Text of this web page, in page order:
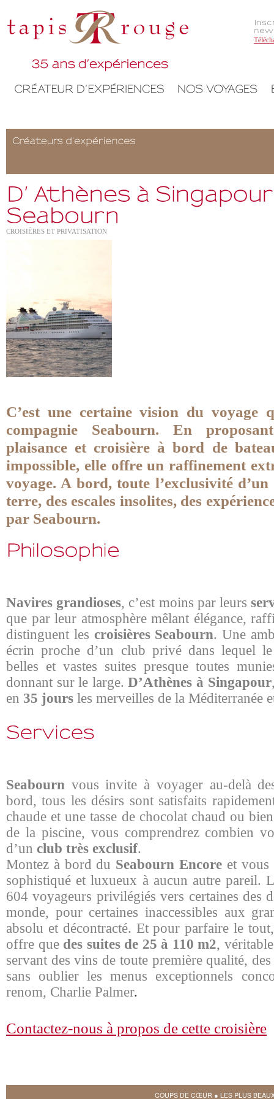
CROISIÈRES ET PRIVATISATION
C’est une certaine vision du voyage
compagnie Seabourn. En
plaisance et croisière à bord de
impossible, elle offre un raffinement
voyage. A bord, toute l’exclusivité
terre, des escales insolites, des
par Seabourn.
Navires grandioses, c’est moins par leurs
que par leur atmosphère mêlant élégance,
distinguent les croisières Seabourn. Une
écrin proche d’un club privé dans lequel
belles et vastes suites presque toutes
donnant sur le large.D’Athènes à Singapour
en 35 jours les merveilles de la Méditerranée
Seabourn vous invite à voyager au-delà
bord, tous les désirs sont satisfaits
chaude et une tasse de chocolat chaud ou
de la piscine, vous comprendrez combien
d’un club très exclusif.
Montez à bord du Seabourn Encore et vous
sophistiqué et luxueux à aucun autre pareil.
604 voyageurs privilégiés vers certaines des
monde, pour certaines inaccessibles aux
absolu et décontracté. Et pour parfaire le
offre que des suites de 25 à 110 m2,
servant des vins de toute première qualité,
sans oublier les menus exceptionnels
renom, Charlie Palmer.
Contactez-nous à propos de cette croisière
COUPS DE CŒUR ● LES PLUS